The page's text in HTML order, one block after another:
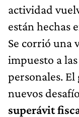
actividad
están hechas
Se corrió una
impuesto a
personales.
nuevos
superávit